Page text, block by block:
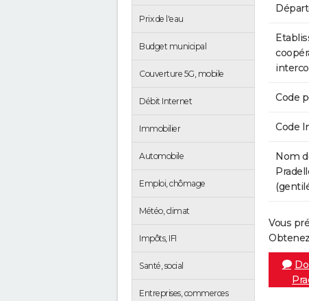
Prix de l'eau
Budget municipal
Couverture 5G, mobile
Débit Internet
Immobilier
Automobile
Emploi, chômage
Météo, climat
Impôts, IFI
Santé, social
Entreprises, commerces
Code
Code
Nom
Vous